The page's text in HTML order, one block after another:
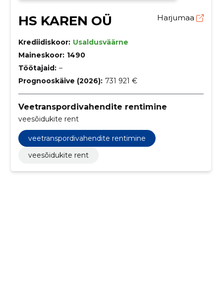
HS KAREN OÜ Harjumaa
Krediidiskoor: Usaldusväärne
Maineskoor: 1490
Töötajaid: –
Prognooskäive (2026): 731 921 €
Veetranspordivahendite rentimine
veesõidukite rent
veetranspordivahendite rentimine
veesõidukite rent